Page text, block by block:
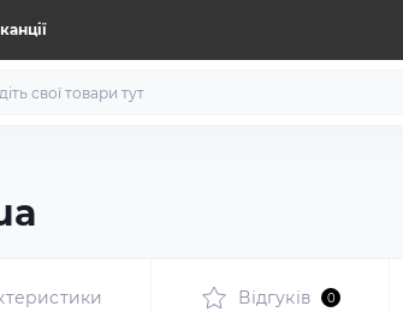
Відгуків 0